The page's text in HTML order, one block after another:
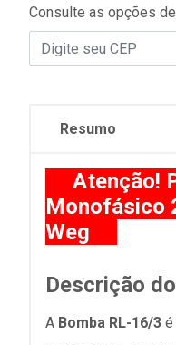
Consulte as opções
Resumo
Atenção!
Monofásico
Weg
Descrição
A Bomba RL-16/3 é